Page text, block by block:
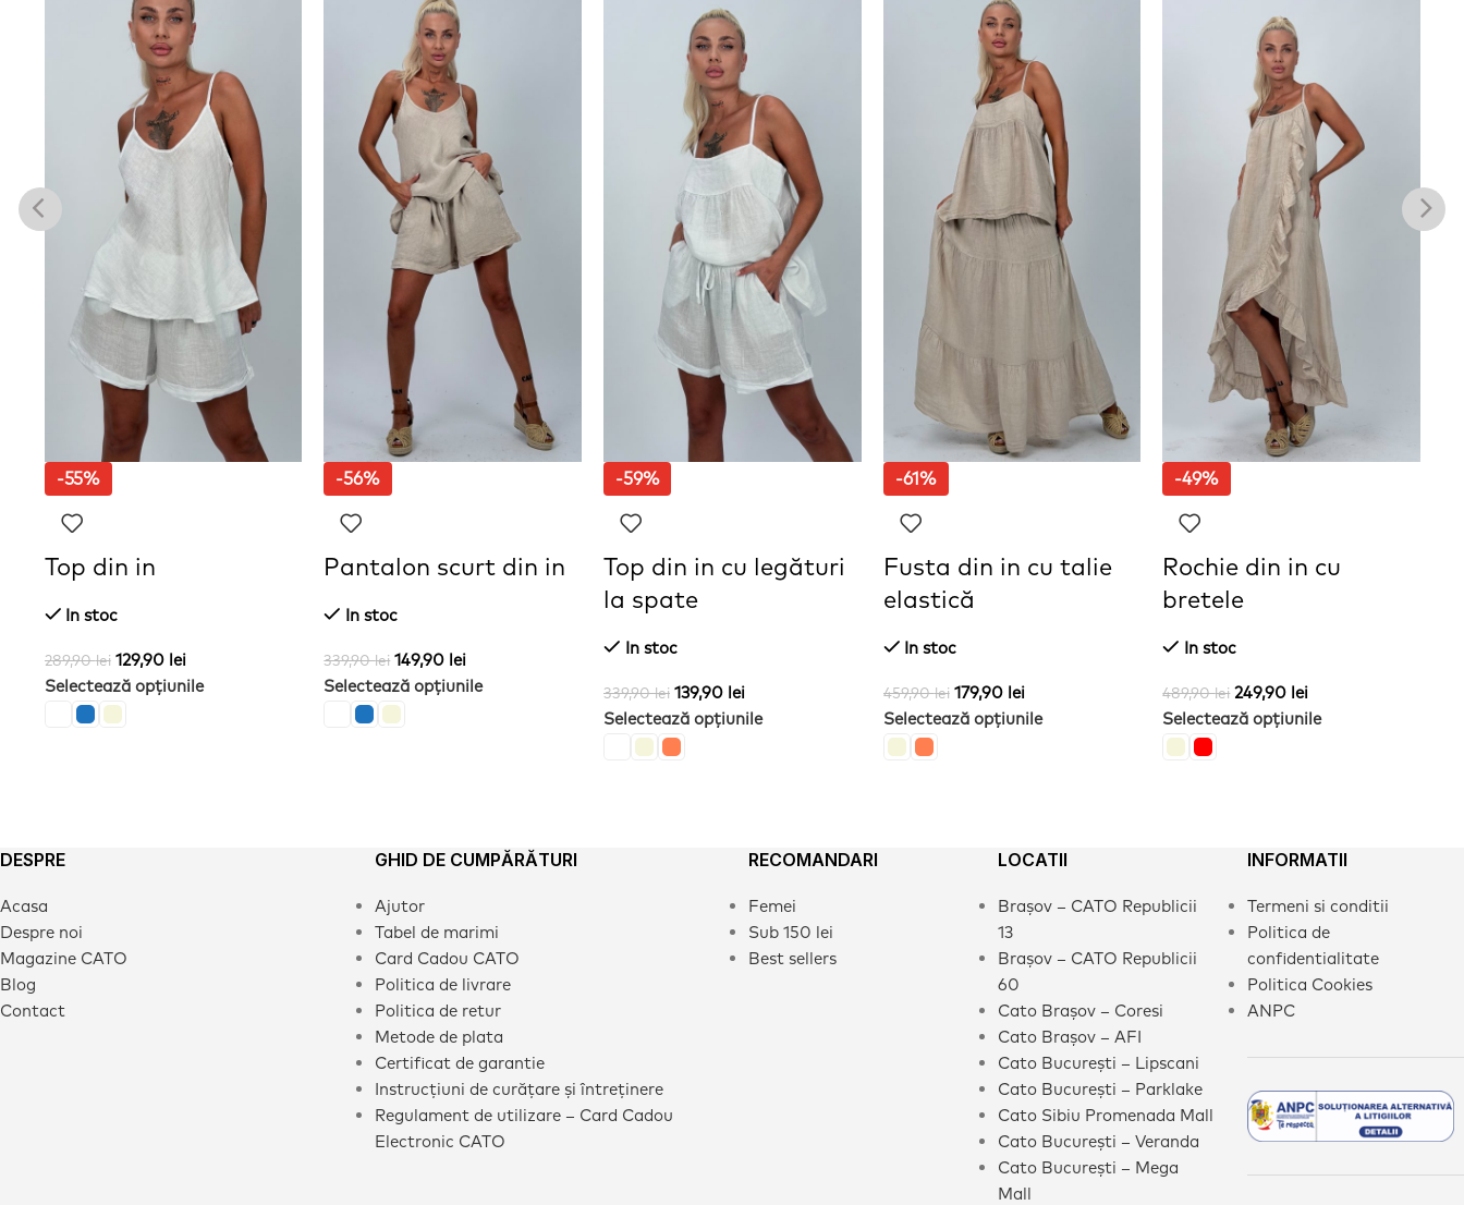
-55%
Top din in
In stoc
289,90lei 129,90 lei
Selectează opțiunile
-56%
Pantalon scurt din in
In stoc
339,90lei 149,90 lei
Selectează opțiunile
-59%
Top din in cu legături
la spate
In stoc
339,90lei 139,90 lei
Selectează opțiunile
-61%
Fusta din in cu talie
elastică
In stoc
459,90lei 179,90 lei
Selectează opțiunile
-49%
Rochie din in cu
bretele
In stoc
489,90lei 249,90 lei
Selectează opțiunile
DESPRE
Acasa
Despre noi
Magazine CATO
Blog
Contact
GHID DE CUMPĂRĂTURI
Ajutor
Tabel de marimi
Card Cadou CATO
Politica de livrare
Politica de retur
Metode de plata
Certificat de garantie
Instrucțiuni de curățare și întreținere
Regulament de utilizare – Card Cadou
Electronic CATO
RECOMANDARI
Femei
Sub 150 lei
Best sellers
LOCATII
Brașov – CATO Republicii
13
Brașov – CATO Republicii
60
Cato Brașov – Coresi
Cato Brașov – AFI
Cato București – Lipscani
Cato București – Parklake
Cato Sibiu Promenada Mall
Cato București – Veranda
Cato București – Mega
Mall
INFORMATII
Termeni si conditii
Politica de
confidentialitate
Politica Cookies
ANPC